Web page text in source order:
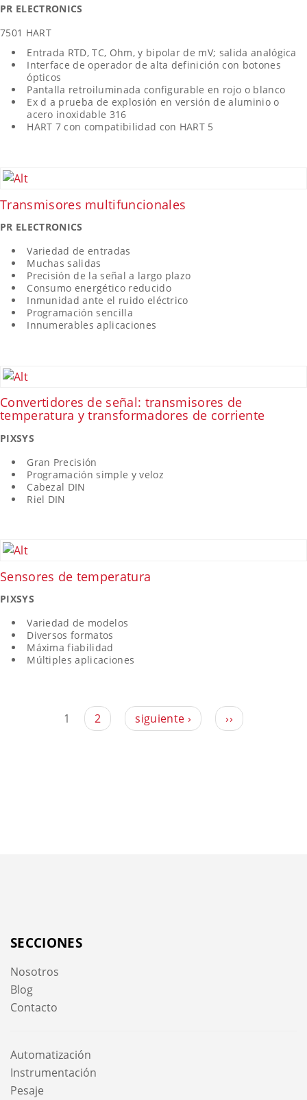
PR ELECTRONICS
7501 HART
Entrada RTD, TC, Ohm, y bipolar de mV; salida analógica
Interface de operador de alta definición con botones
ópticos
Pantalla retroiluminada configurable en rojo o blanco
Ex d a prueba de explosión en versión de aluminio o
acero inoxidable 316
HART 7 con compatibilidad con HART 5
Transmisores multifuncionales
PR ELECTRONICS
Variedad de entradas
Muchas salidas
Precisión de la señal a largo plazo
Consumo energético reducido
Inmunidad ante el ruido eléctrico
Programación sencilla
Innumerables aplicaciones
Convertidores de señal: transmisores de
temperatura y transformadores de corriente
PIXSYS
Gran Precisión
Programación simple y veloz
Cabezal DIN
Riel DIN
Sensores de temperatura
PIXSYS
Variedad de modelos
Diversos formatos
Máxima fiabilidad
Múltiples aplicaciones
1 2 siguiente › ››
SECCIONES
Nosotros
Blog
Contacto
Automatización
Instrumentación
Pesaje